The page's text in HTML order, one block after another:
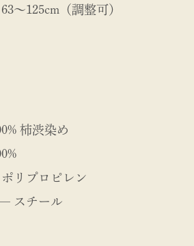
〜125cm（調整可）
柿渋染め
リプロピレン
スチール